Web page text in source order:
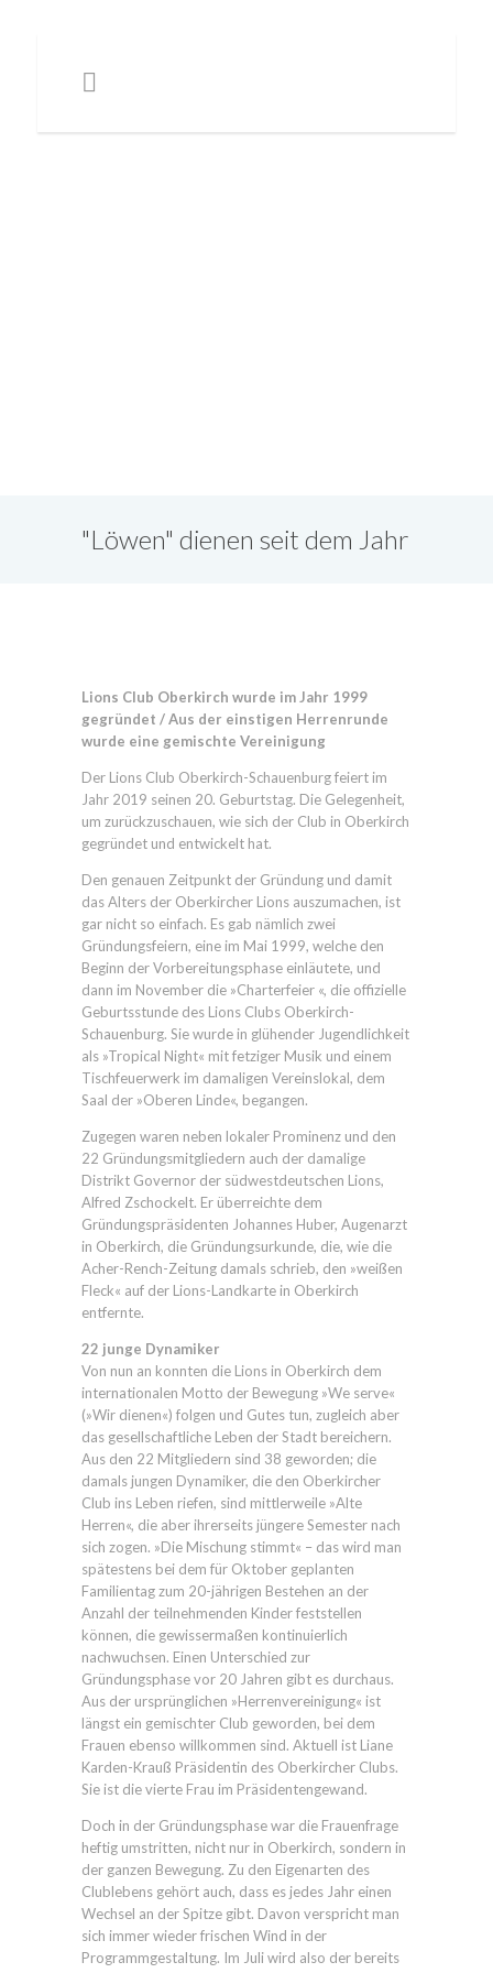
"Löwen" dienen seit dem Jahr
Lions Club Oberkirch wurde im Jahr 1999
gegründet / Aus der einstigen Herrenrunde
wurde eine gemischte Vereinigung
Der Lions Club Oberkirch-Schauenburg feiert im
Jahr 2019 seinen 20. Geburtstag. Die Gelegenheit,
um zurückzuschauen, wie sich der Club in Oberkirch
gegründet und entwickelt hat.
Den genauen Zeitpunkt der Gründung und damit
das Alters der Oberkircher Lions auszumachen, ist
gar nicht so einfach. Es gab nämlich zwei
Gründungsfeiern, eine im Mai 1999, welche den
Beginn der Vorbereitungsphase einläutete, und
dann im November die »Charterfeier «, die offizielle
Geburtsstunde des Lions Clubs Oberkirch-
Schauenburg. Sie wurde in glühender Jugendlichkeit
als »Tropical Night« mit fetziger Musik und einem
Tischfeuerwerk im damaligen Vereinslokal, dem
Saal der »Oberen Linde«, begangen.
Zugegen waren neben lokaler Prominenz und den
22 Gründungsmitgliedern auch der damalige
Distrikt Governor der südwestdeutschen Lions,
Alfred Zschockelt. Er überreichte dem
Gründungspräsidenten Johannes Huber, Augenarzt
in Oberkirch, die Gründungsurkunde, die, wie die
Acher-Rench-Zeitung damals schrieb, den »weißen
Fleck« auf der Lions-Landkarte in Oberkirch
entfernte.
22 junge Dynamiker
Von nun an konnten die Lions in Oberkirch dem
internationalen Motto der Bewegung »We serve«
(»Wir dienen«) folgen und Gutes tun, zugleich aber
das gesellschaftliche Leben der Stadt bereichern.
Aus den 22 Mitgliedern sind 38 geworden; die
damals jungen Dynamiker, die den Oberkircher
Club ins Leben riefen, sind mittlerweile »Alte
Herren«, die aber ihrerseits jüngere Semester nach
sich zogen. »Die Mischung stimmt« – das wird man
spätestens bei dem für Oktober geplanten
Familientag zum 20-jährigen Bestehen an der
Anzahl der teilnehmenden Kinder feststellen
können, die gewissermaßen kontinuierlich
nachwuchsen. Einen Unterschied zur
Gründungsphase vor 20 Jahren gibt es durchaus.
Aus der ursprünglichen »Herrenvereinigung« ist
längst ein gemischter Club geworden, bei dem
Frauen ebenso willkommen sind. Aktuell ist Liane
Karden-Krauß Präsidentin des Oberkircher Clubs.
Sie ist die vierte Frau im Präsidentengewand.
Doch in der Gründungsphase war die Frauenfrage
heftig umstritten, nicht nur in Oberkirch, sondern in
der ganzen Bewegung. Zu den Eigenarten des
Clublebens gehört auch, dass es jedes Jahr einen
Wechsel an der Spitze gibt. Davon verspricht man
sich immer wieder frischen Wind in der
Programmgestaltung. Im Juli wird also der bereits